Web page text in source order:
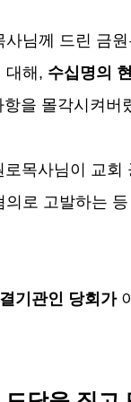
님께 드린 금
해 , 수십명의
을 몰각시켜버
로목사님이 교회
로 고발하는
기관인 당회가